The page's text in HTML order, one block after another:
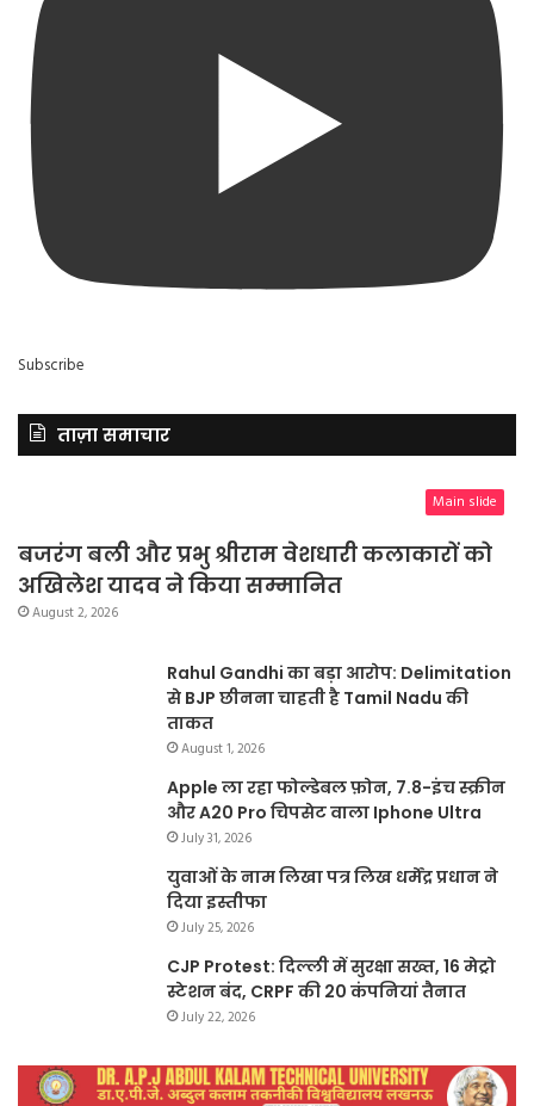
Subscribe
ताज़ा समाचार
Main slide
बजरंग बली और प्रभु श्रीराम वेशधारी कलाकारों को
अखिलेश यादव ने किया सम्मानित
August 2, 2026
Rahul Gandhi का बड़ा आरोप: Delimitation
से BJP छीनना चाहती है Tamil Nadu की
ताकत
August 1, 2026
Apple ला रहा फोल्डेबल फ़ोन, 7.8-इंच स्क्रीन
और A20 Pro चिपसेट वाला Iphone Ultra
July 31, 2026
युवाओं के नाम लिखा पत्र लिख धर्मेंद्र प्रधान ने
दिया इस्तीफा
July 25, 2026
CJP Protest: दिल्ली में सुरक्षा सख्त, 16 मेट्रो
स्टेशन बंद, CRPF की 20 कंपनियां तैनात
July 22, 2026